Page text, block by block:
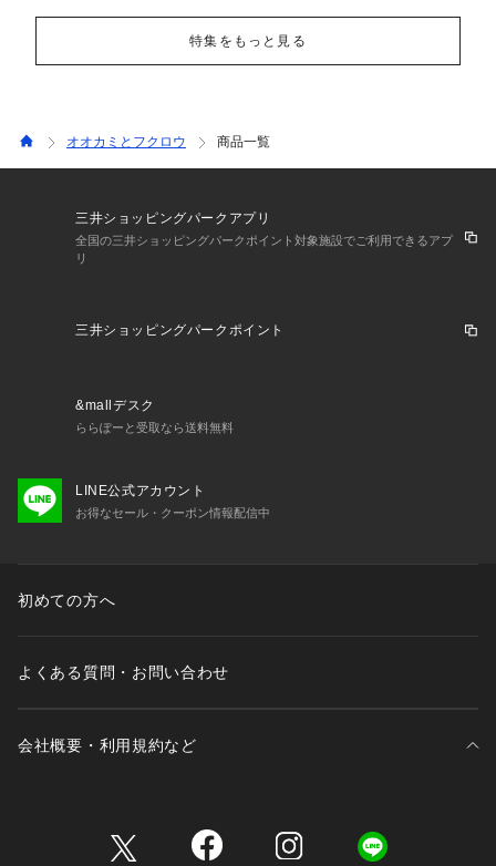
特集をもっと見る
オオカミとフクロウ 商品一覧
三井ショッピングパークアプリ
全国の三井ショッピングパークポイント対象施設でご利用できるアプ
リ
三井ショッピングパークポイント
&mallデスク
ららぽーと受取なら送料無料
LINE公式アカウント
お得なセール・クーポン情報配信中
初めての方へ
よくある質問・お問い合わせ
会社概要・利用規約など